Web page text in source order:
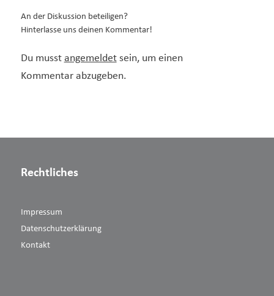
An der Diskussion beteiligen?
Hinterlasse uns deinen Kommentar!
Du musst angemeldetsein, um einen
Kommentar abzugeben.
Rechtliches
Impressum
Datenschutzerklärung
Kontakt